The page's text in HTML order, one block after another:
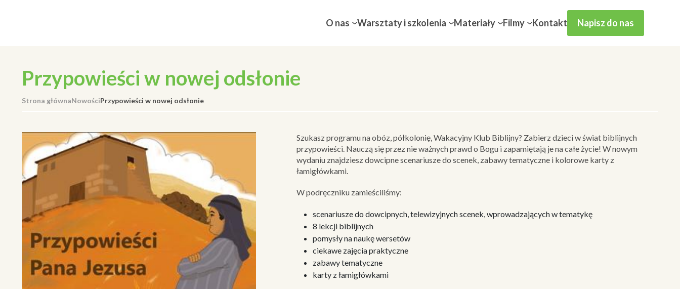
O nas Warsztaty i szkolenia Materiały Filmy Kontakt Napisz do nas
Przypowieści w nowej odsłonie
Strona głównaNowościPrzypowieści w nowej odsłonie
Szukasz programu na obóz, półkolonię, Wakacyjny Klub Biblijny? Zabierz dzieci w świat biblijnych
przypowieści. Nauczą się przez nie ważnych prawd o Bogu i zapamiętają je na całe życie! W nowym
wydaniu znajdziesz dowcipne scenariusze do scenek, zabawy tematyczne i kolorowe karty z
łamigłówkami.
W podręczniku zamieściliśmy:
scenariusze do dowcipnych, telewizyjnych scenek, wprowadzających w tematykę
8 lekcji biblijnych
pomysły na naukę wersetów
ciekawe zajęcia praktyczne
zabawy tematyczne
karty z łamigłówkami